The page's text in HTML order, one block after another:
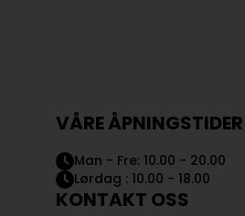
VÅRE ÅPNINGSTIDER
Man - Fre: 10.00 - 20.00
Lørdag : 10.00 - 18.00
KONTAKT OSS